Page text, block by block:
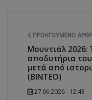
ΠΡΟΗΓΟΎΜΕΝΟ
Μουντιάλ 2026:
αποδυτήρια
μετά από
(ΒΙΝΤΕΟ)
27.06.2026 - 12:43